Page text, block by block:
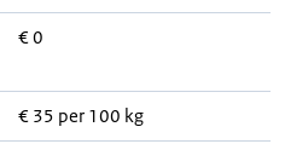
€ 0
€ 35 per 100 kg